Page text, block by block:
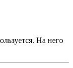
На него